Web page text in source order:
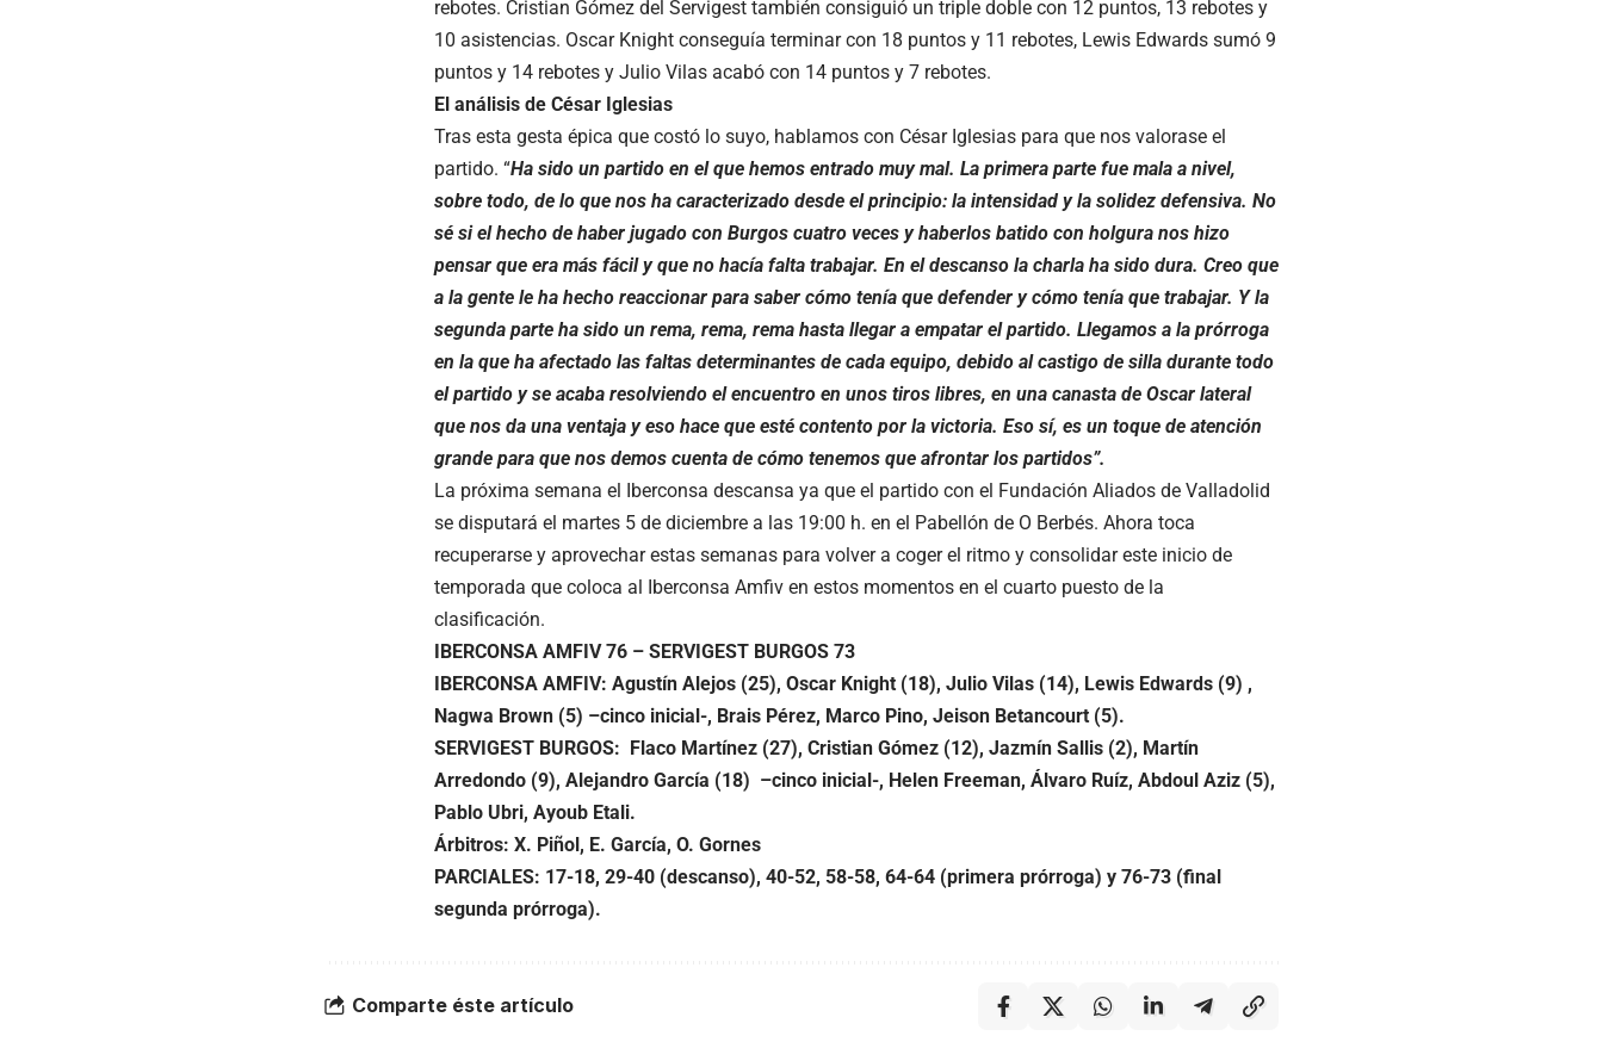
rebotes. Cristian Gómez del Servigest también consiguió un triple doble con 12 puntos, 13 rebotes y
10 asistencias. Oscar Knight conseguía terminar con 18 puntos y 11 rebotes, Lewis Edwards sumó 9
puntos y 14 rebotes y Julio Vilas acabó con 14 puntos y 7 rebotes.
El análisis de César Iglesias
Tras esta gesta épica que costó lo suyo, hablamos con César Iglesias para que nos valorase el
partido. “Ha sido un partido en el que hemos entrado muy mal. La primera parte fue mala a nivel,
sobre todo, de lo que nos ha caracterizado desde el principio: la intensidad y la solidez defensiva. No
sé si el hecho de haber jugado con Burgos cuatro veces y haberlos batido con holgura nos hizo
pensar que era más fácil y que no hacía falta trabajar. En el descanso la charla ha sido dura. Creo que
a la gente le ha hecho reaccionar para saber cómo tenía que defender y cómo tenía que trabajar. Y la
segunda parte ha sido un rema, rema, rema hasta llegar a empatar el partido. Llegamos a la prórroga
en la que ha afectado las faltas determinantes de cada equipo, debido al castigo de silla durante todo
el partido y se acaba resolviendo el encuentro en unos tiros libres, en una canasta de Oscar lateral
que nos da una ventaja y eso hace que esté contento por la victoria. Eso sí, es un toque de atención
grande para que nos demos cuenta de cómo tenemos que afrontar los partidos”.
La próxima semana el Iberconsa descansa ya que el partido con el Fundación Aliados de Valladolid
se disputará el martes 5 de diciembre a las 19:00 h. en el Pabellón de O Berbés. Ahora toca
recuperarse y aprovechar estas semanas para volver a coger el ritmo y consolidar este inicio de
temporada que coloca al Iberconsa Amfiv en estos momentos en el cuarto puesto de la
clasificación.
IBERCONSA AMFIV 76 – SERVIGEST BURGOS 73
IBERCONSA AMFIV: Agustín Alejos (25), Oscar Knight (18), Julio Vilas (14), Lewis Edwards (9) ,
Nagwa Brown (5) –cinco inicial-, Brais Pérez, Marco Pino, Jeison Betancourt (5).
SERVIGEST BURGOS: Flaco Martínez (27), Cristian Gómez (12), Jazmín Sallis (2), Martín
Arredondo (9), Alejandro García (18) –cinco inicial-, Helen Freeman, Álvaro Ruíz, Abdoul Aziz (5),
Pablo Ubri, Ayoub Etali.
Árbitros: X. Piñol, E. García, O. Gornes
PARCIALES: 17-18, 29-40 (descanso), 40-52, 58-58, 64-64 (primera prórroga) y 76-73 (final
segunda prórroga).
Comparte éste artículo